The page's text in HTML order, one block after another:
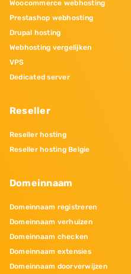
Woocommerce webhosting
Prestashop webhosting
Drupal hosting
Webhosting vergelijken
VPS
Dedicated server
Reseller
Reseller hosting
Reseller hosting Belgie
Domeinnaam
Domeinnaam registreren
Domeinnaam verhuizen
Domeinnaam checken
Domeinnaam extensies
Domeinnaam doorverwijzen